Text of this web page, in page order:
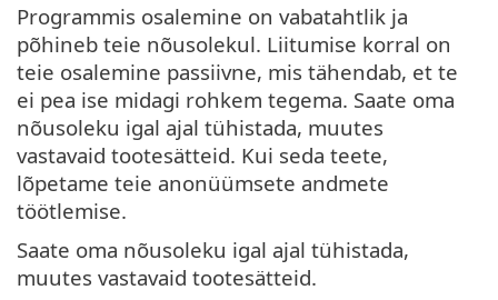
Programmis osalemine on vabatahtlik ja
põhineb teie nõusolekul. Liitumise korral on
teie osalemine passiivne, mis tähendab, et te
ei pea ise midagi rohkem tegema. Saate oma
nõusoleku igal ajal tühistada, muutes
vastavaid tootesätteid. Kui seda teete,
lõpetame teie anonüümsete andmete
töötlemise.
Saate oma nõusoleku igal ajal tühistada,
muutes vastavaid tootesätteid.